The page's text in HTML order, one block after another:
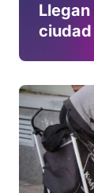
ciudad